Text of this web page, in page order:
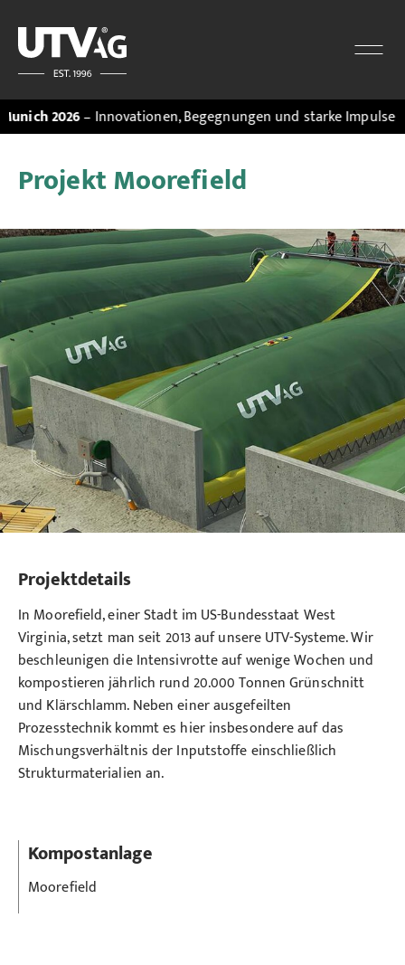
2026– Innovationen, Begegnungen und starke Impulse. Jetzt
Projekt Moorefield
Projektdetails
In Moorefield, einer Stadt im US-Bundesstaat West
Virginia, setzt man seit 2013 auf unsere UTV-Systeme. Wir
beschleunigen die Intensivrotte auf wenige Wochen und
kompostieren jährlich rund 20.000 Tonnen Grünschnitt
und Klärschlamm. Neben einer ausgefeilten
Prozesstechnik kommt es hier insbesondere auf das
Mischungsverhältnis der Inputstoffe einschließlich
Strukturmaterialien an.
Kompostanlage
Moorefield